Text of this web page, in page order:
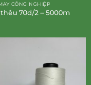
CÔNG NGHIỆP
70d/2 – 5000m